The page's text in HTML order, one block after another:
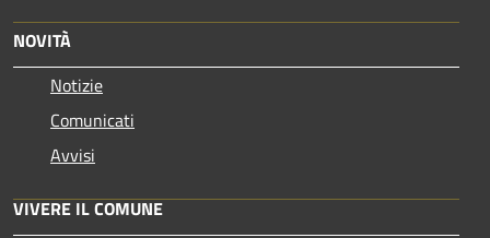
NOVITÀ
Notizie
Comunicati
Avvisi
VIVERE IL COMUNE